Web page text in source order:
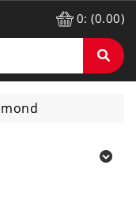
0: (0.00)